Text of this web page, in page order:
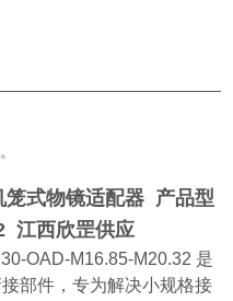
笼式物镜适配器 产品型
江西欣罡供应
OAD-M16.85-M20.32 是
部件，专为解决小规格接